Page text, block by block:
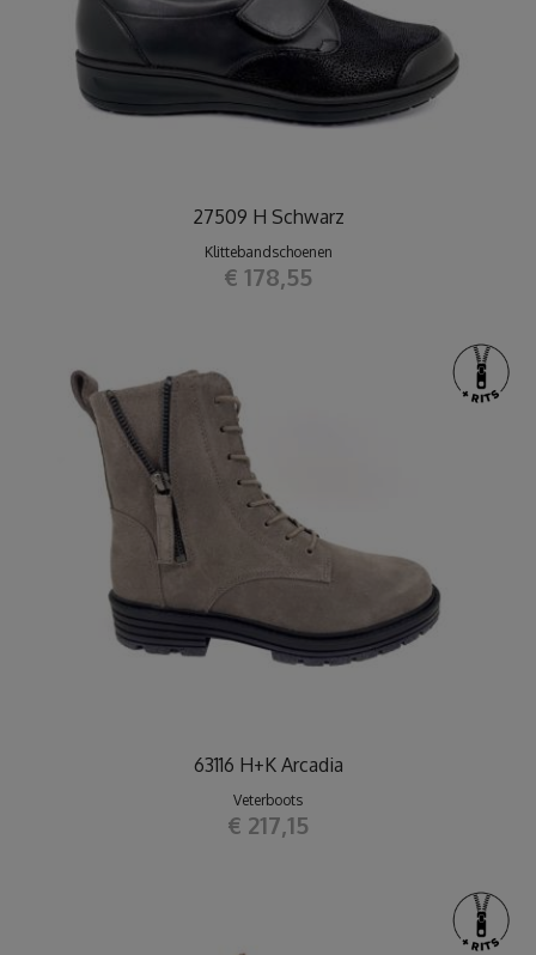
27509 H Schwarz
Klittebandschoenen
€ 178,55
63116 H+K Arcadia
Veterboots
€ 217,15